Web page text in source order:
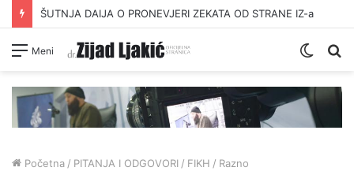
ŠUTNJA DAIJA O PRONEVJERI ZEKATA OD STRANE IZ-a
Meni
Switch
Početna / PITANJA I ODGOVORI / FIKH / Razno